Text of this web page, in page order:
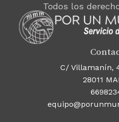
Todos los
C/ Villamanín,
28011